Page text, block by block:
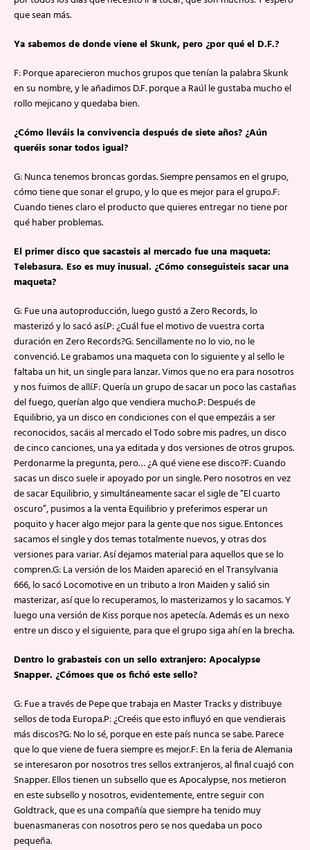
que sean más.
Ya sabemos de donde viene el Skunk, pero ¿por qué el D.F.?
F: Porque aparecieron muchos grupos que tenían la palabra Skunk
en su nombre, y le añadimos D.F. porque a Raúl le gustaba mucho el
rollo mejicano y quedaba bien.
¿Cómo lleváis la convivencia después de siete años? ¿Aún
queréis sonar todos igual?
G: Nunca tenemos broncas gordas. Siempre pensamos en el grupo,
cómo tiene que sonar el grupo, y lo que es mejor para el grupo.F:
Cuando tienes claro el producto que quieres entregar no tiene por
qué haber problemas.
El primer disco que sacasteis al mercado fue una maqueta:
Telebasura. Eso es muy inusual. ¿Cómo conseguisteis sacar una
maqueta?
G: Fue una autoproducción, luego gustó a Zero Records, lo
masterizó y lo sacó así.P: ¿Cuál fue el motivo de vuestra corta
duración en Zero Records?G: Sencillamente no lo vio, no le
convenció. Le grabamos una maqueta con lo siguiente y al sello le
faltaba un hit, un single para lanzar. Vimos que no era para nosotros
y nos fuimos de allí.F: Quería un grupo de sacar un poco las castañas
del fuego, querían algo que vendiera mucho.P: Después de
Equilibrio, ya un disco en condiciones con el que empezáis a ser
reconocidos, sacáis al mercado el Todo sobre mis padres, un disco
de cinco canciones, una ya editada y dos versiones de otros grupos.
Perdonarme la pregunta, pero… ¿A qué viene ese disco?F: Cuando
sacas un disco suele ir apoyado por un single. Pero nosotros en vez
de sacar Equilibrio, y simultáneamente sacar el sigle de “El cuarto
oscuro”, pusimos a la venta Equilibrio y preferimos esperar un
poquito y hacer algo mejor para la gente que nos sigue. Entonces
sacamos el single y dos temas totalmente nuevos, y otras dos
versiones para variar. Así dejamos material para aquellos que se lo
compren.G: La versión de los Maiden apareció en el Transylvania
666, lo sacó Locomotive en un tributo a Iron Maiden y salió sin
masterizar, así que lo recuperamos, lo masterizamos y lo sacamos. Y
luego una versión de Kiss porque nos apetecía. Además es un nexo
entre un disco y el siguiente, para que el grupo siga ahí en la brecha.
Dentro lo grabasteis con un sello extranjero: Apocalypse
Snapper. ¿Cómoes que os fichó este sello?
G: Fue a través de Pepe que trabaja en Master Tracks y distribuye
sellos de toda Europa.P: ¿Creéis que esto influyó en que vendierais
más discos?G: No lo sé, porque en este país nunca se sabe. Parece
que lo que viene de fuera siempre es mejor.F: En la feria de Alemania
se interesaron por nosotros tres sellos extranjeros, al final cuajó con
Snapper. Ellos tienen un subsello que es Apocalypse, nos metieron
en este subsello y nosotros, evidentemente, entre seguir con
Goldtrack, que es una compañía que siempre ha tenido muy
buenasmaneras con nosotros pero se nos quedaba un poco
pequeña.